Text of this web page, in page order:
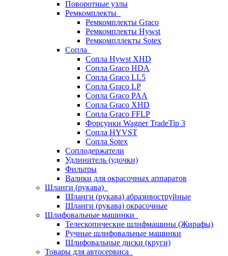
Поворотные узлы
Ремкомплекты
Ремкомплекты Graco
Ремкомплекты Hywst
Ремкомпллекты Sotex
Сопла
Сопла Hywst XHD
Сопла Graco HDA
Сопла Graco LL5
Сопла Graco LP
Сопла Graco PAA
Сопла Graco XHD
Сопла Graco FFLP
Форсунки Wagner TradeTip 3
Сопла HYVST
Сопла Sotex
Соплодержатели
Удлинитель (удочки)
Фильтры
Валики для окрасочных аппаратов
Шланги (рукава)
Шланги (рукава) абразивоструйные
Шланги (рукава) окрасочные
Шлифовальные машинки
Телескопические шлифмашины (Жирафы)
Ручные шлифовальные машинки
Шлифовальные диски (круги)
Товары для автосервиса